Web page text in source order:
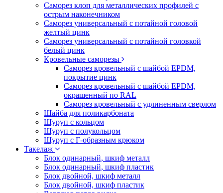
Саморез клоп для металлических профилей с
острым наконечником
Саморез универсальный с потайной головой
желтый цинк
Саморез универсальный с потайной головкой
белый цинк
Кровельные саморезы
Саморез кровельный с шайбой EPDM,
покрытие цинк
Саморез кровельный с шайбой EPDM,
окрашенный по RAL
Саморез кровельный с удлиненным сверлом
Шайба для поликарбоната
Шуруп с кольцом
Шуруп с полукольцом
Шуруп с Г-образным крюком
Такелаж
Блок одинарный, шкиф металл
Блок одинарный, шкиф пластик
Блок двойной, шкиф металл
Блок двойной, шкиф пластик